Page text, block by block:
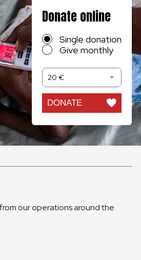
Donate online
Single donation
Give monthly
20 €
DONATE
our operations around the